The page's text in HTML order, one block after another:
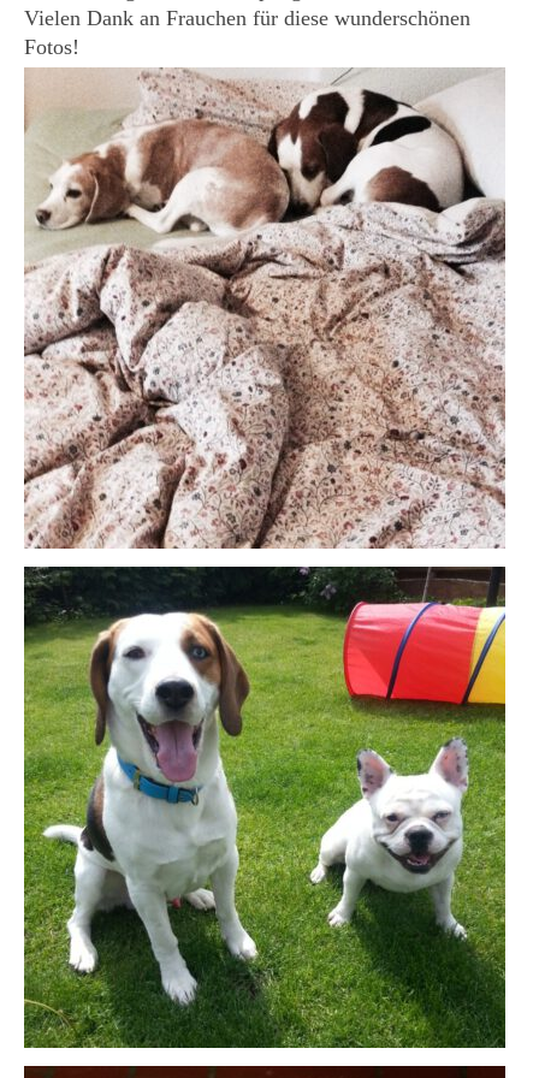
KONTAKT
Vielen Dank an Frauchen für diese wunderschönen
Fotos!